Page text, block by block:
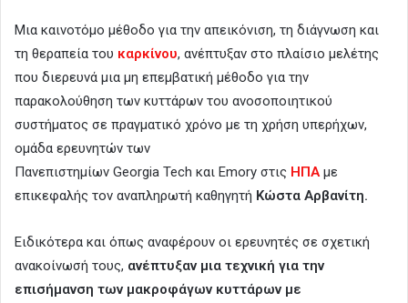
Μια καινοτόμο μέθοδο για την απεικόνιση, τη διάγνωση και
τη θεραπεία του καρκίνου, ανέπτυξαν στο πλαίσιο μελέτης
που διερευνά μια μη επεμβατική μέθοδο για την
παρακολούθηση των κυττάρων του ανοσοποιητικού
συστήματος σε πραγματικό χρόνο με τη χρήση υπερήχων,
ομάδα ερευνητών των
Πανεπιστημίων Georgia Tech και Emory στις ΗΠΑμε
επικεφαλής τον αναπληρωτή καθηγητή Κώστα Αρβανίτη.
Ειδικότερα και όπως αναφέρουν οι ερευνητές σε σχετική
ανακοίνωσή τους, ανέπτυξαν μια τεχνική για την
επισήμανση των μακροφάγων κυττάρων με